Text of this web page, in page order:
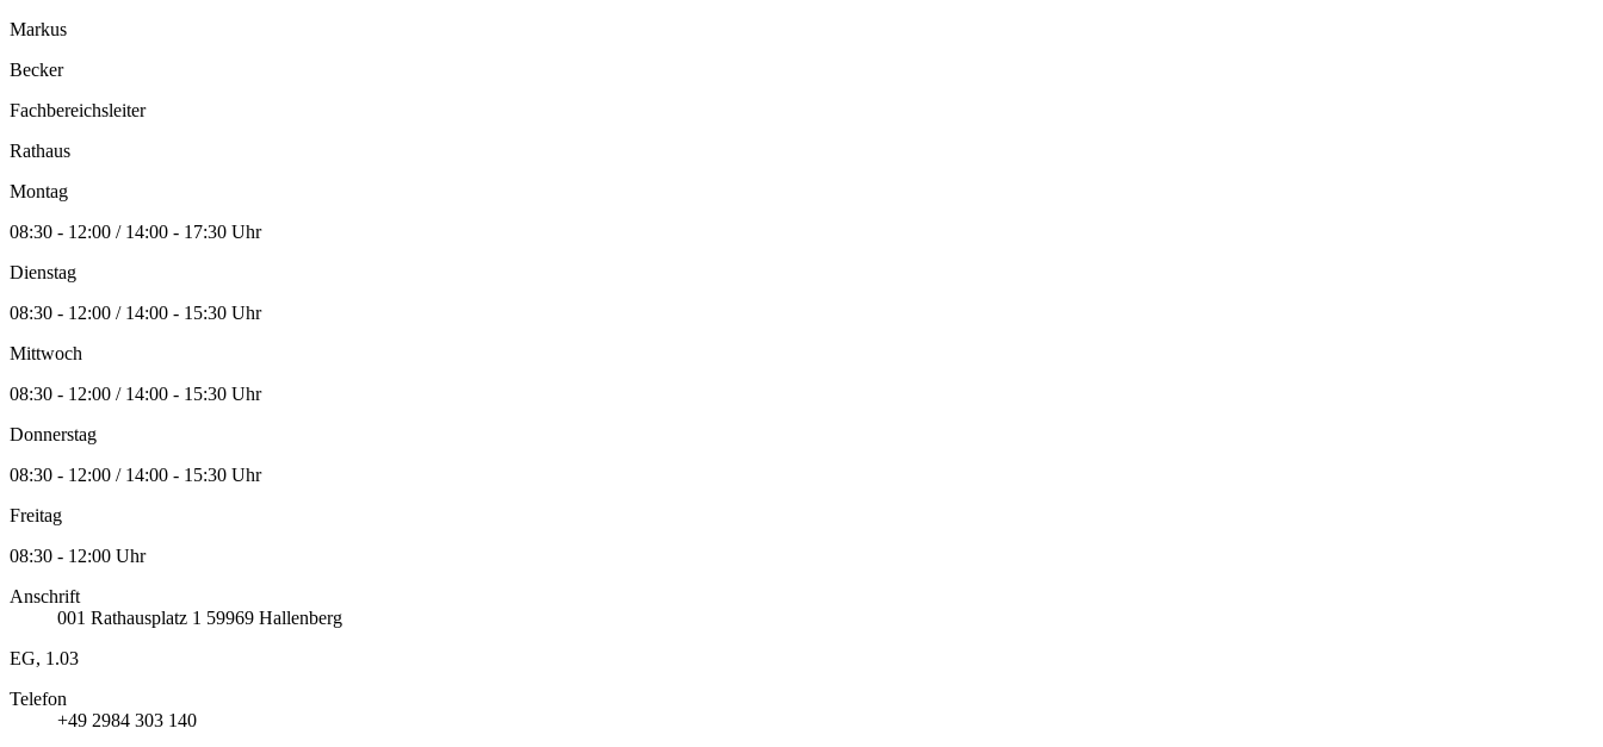
Markus
Becker
Fachbereichsleiter
Rathaus
Montag
08:30 - 12:00 / 14:00 - 17:30 Uhr
Dienstag
08:30 - 12:00 / 14:00 - 15:30 Uhr
Mittwoch
08:30 - 12:00 / 14:00 - 15:30 Uhr
Donnerstag
08:30 - 12:00 / 14:00 - 15:30 Uhr
Freitag
08:30 - 12:00 Uhr
Anschrift
001 Rathausplatz 1 59969 Hallenberg
EG, 1.03
Telefon
+49 2984 303 140